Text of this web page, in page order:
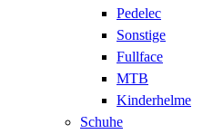
Pedelec
Sonstige
Fullface
MTB
Kinderhelme
Schuhe